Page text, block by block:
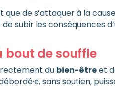
de s’attaquer à la
subir les conséquences
bout de souffle
du bien-êtreet
débordé·e, sans soutien,